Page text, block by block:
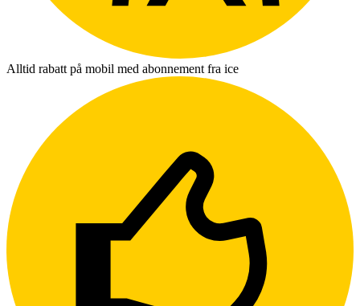
Alltid rabatt på mobil med abonnement fra ice